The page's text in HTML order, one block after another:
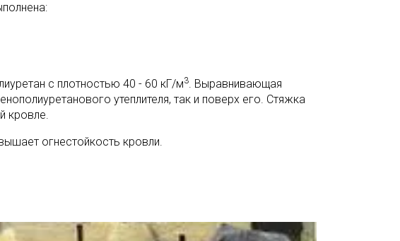
с плотностью 40 - 60 кГ/м3. Выравнивающая
утеплителя, так и поверх его. Стяжка
кровле.
огнестойкость кровли.